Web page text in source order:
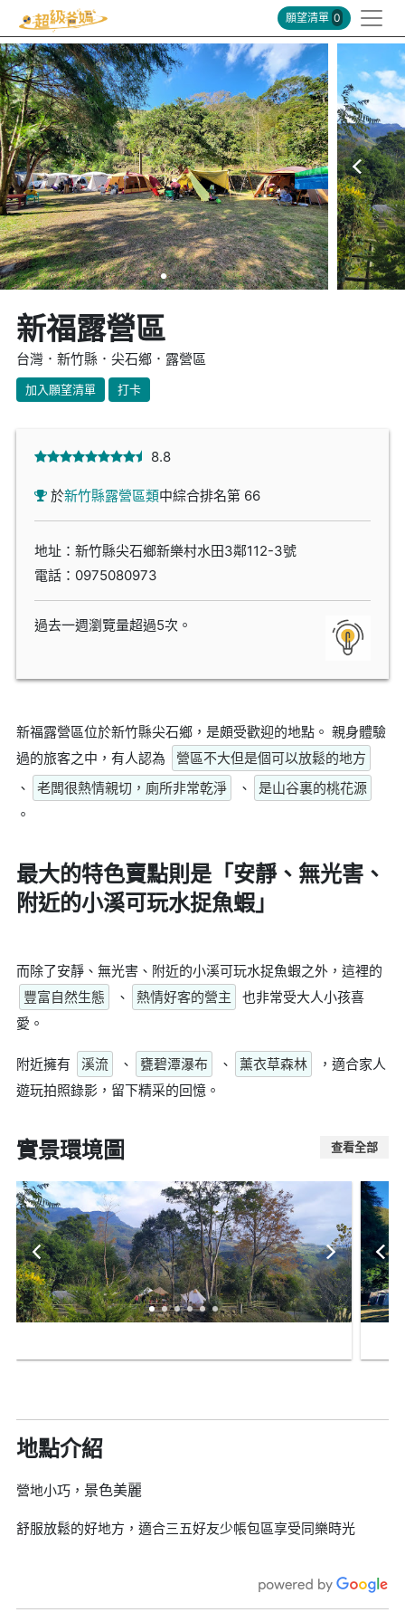
願望清單 0
新福露營區
台灣．新竹縣．尖石鄉．露營區
加入願望清單 打卡
8.8
於新竹縣露營區類中綜合排名第 66
地址：新竹縣尖石鄉新樂村水田3鄰112-3號
電話： 0975080973
過去一週瀏覽量超過5次。
新福露營區位於新竹縣尖石鄉，是頗受歡迎的地點。 親身體驗
過的旅客之中，有人認為
營區不大但是個可以放鬆的地方
、
老闆很熱情親切，廁所非常乾淨 、
是山谷裏的桃花源
。
最大的特色賣點則是「安靜、無光害、
附近的小溪可玩水捉魚蝦」
而除了安靜、無光害、附近的小溪可玩水捉魚蝦之外，這裡的
豐富自然生態
、 熱情好客的營主
也非常受大人小孩喜
愛。
附近擁有 溪流 、 甕碧潭瀑布 、 薰衣草森林
，適合家人
遊玩拍照錄影，留下精采的回憶。
實景環境圖 查看全部
地點介紹
營地小巧， 景色美麗
舒服放鬆的好地方，適合三五好友少帳包區享受同樂時光